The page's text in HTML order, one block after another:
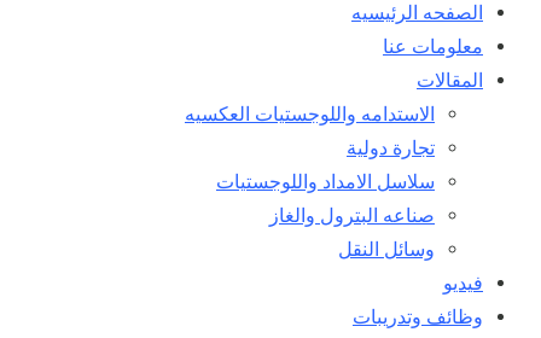
الصفحه الرئيسيه
معلومات عنا
المقالات
الاستدامه واللوجستيات العكسيه
تجارة دولية
سلاسل الامداد واللوجستيات
صناعه البترول والغاز
وسائل النقل
فيديو
وظائف وتدريبات